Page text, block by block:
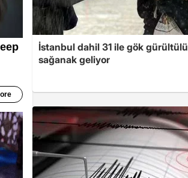
İstanbul dahil 31 ile gök gürültülü
sağanak geliyor